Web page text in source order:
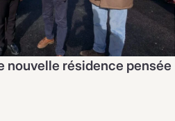
nouvelle résidence pensée